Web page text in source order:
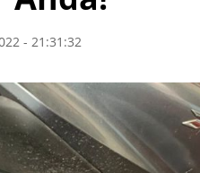
- 21:31:32